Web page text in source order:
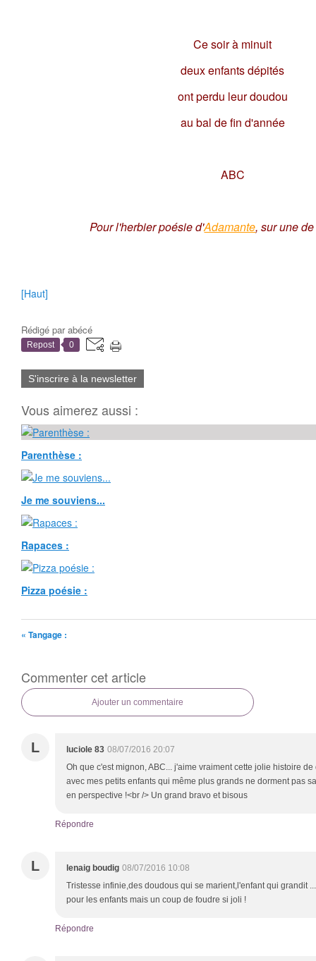
Ce soir à minuit
deux enfants dépités
ont perdu leur doudou
au bal de fin d'année
ABC
Pour l'herbier poésie d'Adamante, sur une
[Haut]
Rédigé parabécé
Repost 0
S'inscrire à la newsletter
Vous aimerez aussi :
Parenthèse :
Je me souviens...
Rapaces :
Pizza poésie :
« Tangage :
Commenter cet article
Ajouter un commentaire
L luciole 83 08/07/2016 20:07
Oh que c'est mignon, ABC... j'aime vraiment cette jolie histoire
avec mes petits enfants qui même plus grands ne dorment pas
en perspective !<br /> Un grand bravo et bisous
Répondre
L lenaig boudig 08/07/2016 10:08
Tristesse infinie,des doudous qui se marient,l'enfant qui grandit
pour les enfants mais un coup de foudre si joli !
Répondre